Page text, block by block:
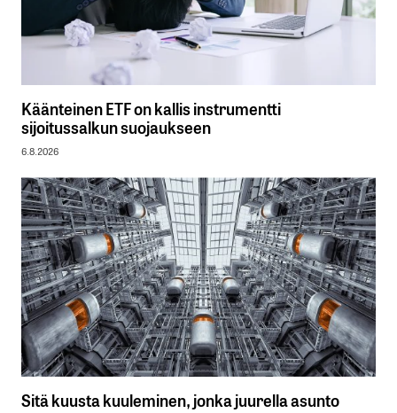
Käänteinen ETF on kallis instrumentti
sijoitussalkun suojaukseen
6.8.2026
Sitä kuusta kuuleminen, jonka juurella asunto